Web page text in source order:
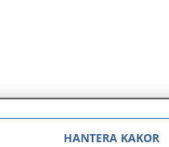
HANTERA KAKOR